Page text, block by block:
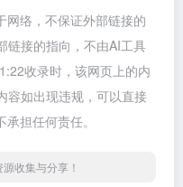
网络，不保证外部链接的
链接的指向，不由AI工具
收录时，该网页上的内
容如出现违规，可以直接
担任何责任。
收集与分享！